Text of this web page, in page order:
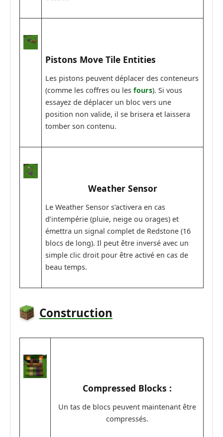
Pistons Move Tile Entities
Les pistons peuvent déplacer des conteneurs
(comme les coffres ou lesfours). Si vous
essayez de déplacer un bloc vers une
position non valide, il se brisera et laissera
tomber son contenu.
Weather Sensor
Le Weather Sensor s’activera en cas
d’intempérie (pluie, neige ou orages) et
émettra un signal complet de Redstone (16
blocs de long). Il peut être inversé avec un
simple clic droit pour être activé en cas de
beau temps.
Construction
Compressed Blocks :
Un tas de blocs peuvent maintenant être
compressés.